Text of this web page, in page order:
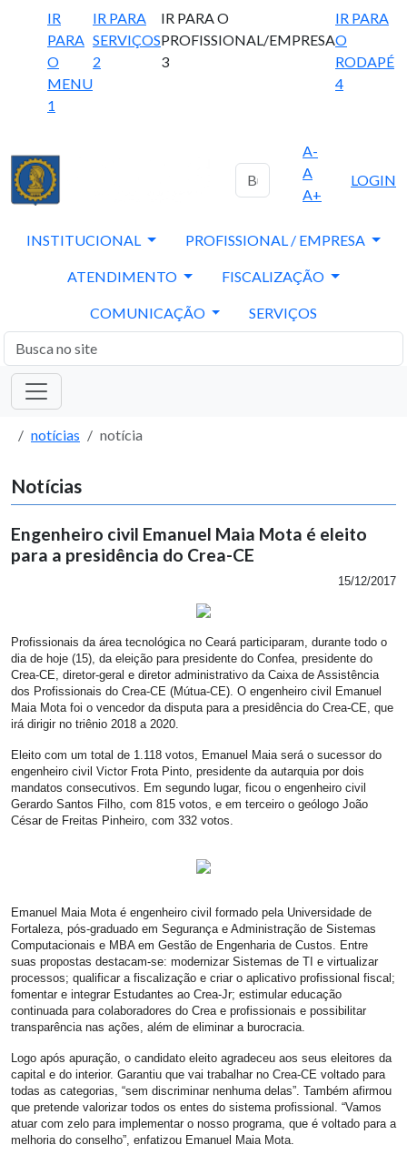
IR
PARA
O
MENU
1
IR PARA
SERVIÇOS
2
IR PARA O
PROFISSIONAL/EMPRESA
3
IR PARA
O
RODAPÉ
4
A-
A
A+
LOGIN
INSTITUCIONAL PROFISSIONAL / EMPRESA
ATENDIMENTO FISCALIZAÇÃO
COMUNICAÇÃO SERVIÇOS
notícias notícia
Notícias
Engenheiro civil Emanuel Maia Mota é eleito
para a presidência do Crea-CE
15/12/2017
Profissionais da área tecnológica no Ceará participaram, durante todo o
dia de hoje (15), da eleição para presidente do Confea, presidente do
Crea-CE, diretor-geral e diretor administrativo da Caixa de Assistência
dos Profissionais do Crea-CE (Mútua-CE). O engenheiro civil Emanuel
Maia Mota foi o vencedor da disputa para a presidência do Crea-CE, que
irá dirigir no triênio 2018 a 2020.
Eleito com um total de 1.118 votos, Emanuel Maia será o sucessor do
engenheiro civil Victor Frota Pinto, presidente da autarquia por dois
mandatos consecutivos. Em segundo lugar, ficou o engenheiro civil
Gerardo Santos Filho, com 815 votos, e em terceiro o geólogo João
César de Freitas Pinheiro, com 332 votos.
Emanuel Maia Mota é engenheiro civil formado pela Universidade de
Fortaleza, pós-graduado em Segurança e Administração de Sistemas
Computacionais e MBA em Gestão de Engenharia de Custos. Entre
suas propostas destacam-se: modernizar Sistemas de TI e virtualizar
processos; qualificar a fiscalização e criar o aplicativo profissional fiscal;
fomentar e integrar Estudantes ao Crea-Jr; estimular educação
continuada para colaboradores do Crea e profissionais e possibilitar
transparência nas ações, além de eliminar a burocracia.
Logo após apuração, o candidato eleito agradeceu aos seus eleitores da
capital e do interior. Garantiu que vai trabalhar no Crea-CE voltado para
todas as categorias, “sem discriminar nenhuma delas”. Também afirmou
que pretende valorizar todos os entes do sistema profissional. “Vamos
atuar com zelo para implementar o nosso programa, que é voltado para a
melhoria do conselho”, enfatizou Emanuel Maia Mota.